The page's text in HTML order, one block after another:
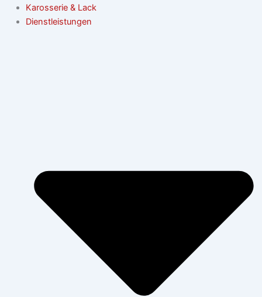
Karosserie & Lack
Dienstleistungen